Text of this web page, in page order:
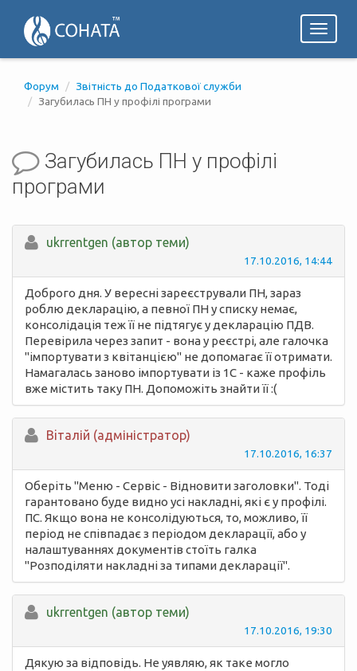
Toggle
Форум
Звітність до Податкової служби
Загубилась ПН у профілі програми
Загубилась ПН у профілі
програми
ukrrentgen (автор теми)
17.10.2016, 14:44
Доброго дня. У вересні зареєстрували ПН, зараз
роблю декларацію, а певної ПН у списку немає,
консолідація теж її не підтягує у декларацію ПДВ.
Перевірила через запит - вона у реєстрі, але галочка
"імпортувати з квітанцією" не допомагає її отримати.
Намагалась заново імпортувати із 1С - каже профіль
вже містить таку ПН. Допоможіть знайти її :(
Вiталій (адміністратор)
17.10.2016, 16:37
Оберіть "Меню - Сервіс - Відновити заголовки". Тоді
гарантовано буде видно усі накладні, які є у профілі.
ПС. Якщо вона не консолідуються, то, можливо, її
період не співпадає з періодом декларації, або у
налаштуваннях документів стоїть галка
"Розподіляти накладні за типами декларації".
ukrrentgen (автор теми)
17.10.2016, 19:30
Дякую за відповідь. Не уявляю, як таке могло